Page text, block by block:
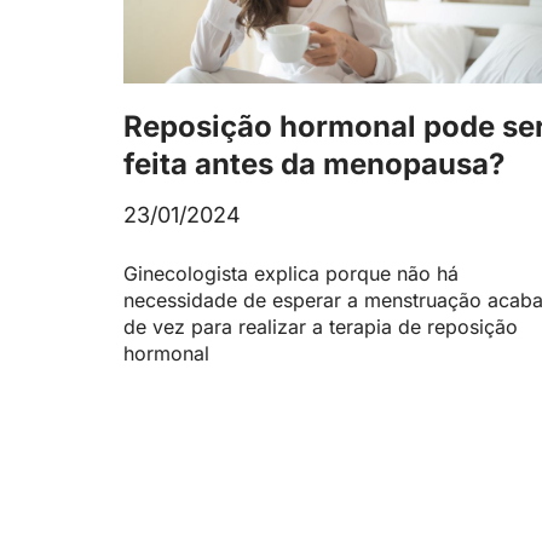
Reposição hormonal pode
feita antes da menopausa?
23/01/2024
Ginecologista explica porque não há
necessidade de esperar a menstruação
de vez para realizar a terapia de reposição
hormonal